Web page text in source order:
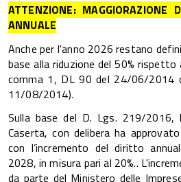
ATTENZIONE:
ANNUALE
Anche per l'anno 2026 restano
base alla riduzione del 50%
comma 1, DL 90 del 24/06/2014
11/08/2014).
Sulla base del D. Lgs. 219/2016,
Caserta, con delibera ha
con l’incremento del diritto
2028, in misura pari al 20%..
da parte del Ministero delle